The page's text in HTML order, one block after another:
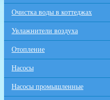
Очистка воды в коттеджах
Увлажнители воздуха
Отопление
Насосы
Насосы промышленные